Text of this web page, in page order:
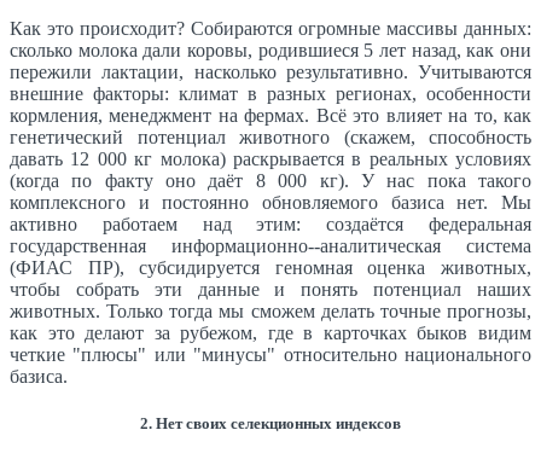
Как это происходит? Собираются огромные массивы данных:
сколько молока дали коровы, родившиеся 5 лет назад, как они
пережили лактации, насколько результативно. Учитываются
внешние факторы: климат в разных регионах, особенности
кормления, менеджмент на фермах. Всё это влияет на то, как
генетический потенциал животного (скажем, способность
давать 12 000 кг молока) раскрывается в реальных условиях
(когда по факту оно даёт 8 000 кг). У нас пока такого
комплексного и постоянно обновляемого базиса нет. Мы
активно работаем над этим: создаётся федеральная
государственная информационно--аналитическая система
(ФИАС ПР), субсидируется геномная оценка животных,
чтобы собрать эти данные и понять потенциал наших
животных. Только тогда мы сможем делать точные прогнозы,
как это делают за рубежом, где в карточках быков видим
четкие "плюсы" или "минусы" относительно национального
базиса.
2. Нет своих селекционных индексов